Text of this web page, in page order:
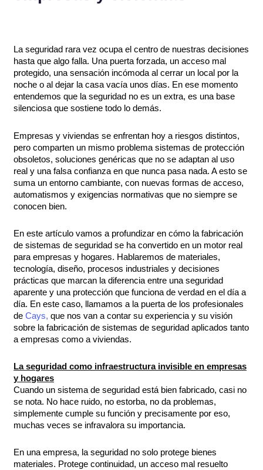
La seguridad rara vez ocupa el centro de nuestras decisiones
hasta que algo falla. Una puerta forzada, un acceso mal
protegido, una sensación incómoda al cerrar un local por la
noche o al dejar la casa vacía unos días. En ese momento
entendemos que la seguridad no es un extra, es una base
silenciosa que sostiene todo lo demás.
Empresas y viviendas se enfrentan hoy a riesgos distintos,
pero comparten un mismo problema sistemas de protección
obsoletos, soluciones genéricas que no se adaptan al uso
real y una falsa confianza en que nunca pasa nada. A esto se
suma un entorno cambiante, con nuevas formas de acceso,
automatismos y exigencias normativas que no siempre se
conocen bien.
En este artículo vamos a profundizar en cómo la fabricación
de sistemas de seguridad se ha convertido en un motor real
para empresas y hogares. Hablaremos de materiales,
tecnología, diseño, procesos industriales y decisiones
prácticas que marcan la diferencia entre una seguridad
aparente y una protección que funciona de verdad en el día a
día. En este caso, llamamos a la puerta de los profesionales
deCays, que nos van a contar su experiencia y su visión
sobre la fabricación de sistemas de seguridad aplicados tanto
a empresas como a viviendas.
La seguridad como infraestructura invisible en empresas
y hogares
Cuando un sistema de seguridad está bien fabricado, casi no
se nota. No hace ruido, no estorba, no da problemas,
simplemente cumple su función y precisamente por eso,
muchas veces se infravalora su importancia.
En una empresa, la seguridad no solo protege bienes
materiales. Protege continuidad, un acceso mal resuelto